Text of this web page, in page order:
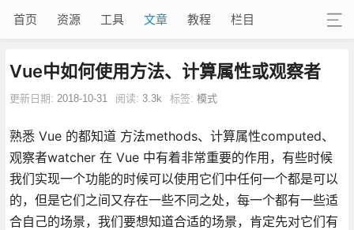
首页 资源 工具 文章 教程 栏目
Vue中如何使用方法、计算属性或观察者
更新日期: 2018-10-31 阅读: 3.3k 标签: 模式
熟悉 Vue 的都知道 方法methods、计算属性computed、
观察者watcher 在 Vue 中有着非常重要的作用，有些时候
我们实现一个功能的时候可以使用它们中任何一个都是可以
的，但是它们之间又存在一些不同之处，每一个都有一些适
合自己的场景，我们要想知道合适的场景，肯定先对它们有